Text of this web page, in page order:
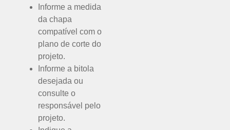
Informe a medida
da chapa
compatível com o
plano de corte do
projeto.
Informe a bitola
desejada ou
consulte o
responsável pelo
projeto.